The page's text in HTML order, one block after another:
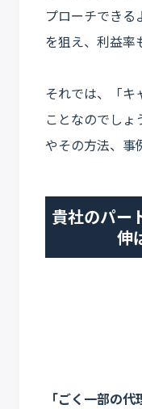
プローチできる
を狙え、利益率
それでは、「キ
ことなのでし
やその方法、事
貴社のパー
伸
「ごく一部の